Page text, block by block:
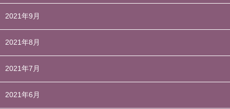
2021年9月
2021年8月
2021年7月
2021年6月